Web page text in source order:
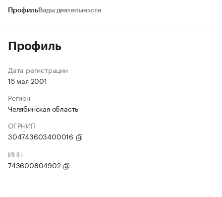
ПрофильВиды деятельности
Профиль
Дата регистрации
15 мая 2001
Регион
Челябинская область
ОГРНИП
304743603400016
ИНН
743600804902